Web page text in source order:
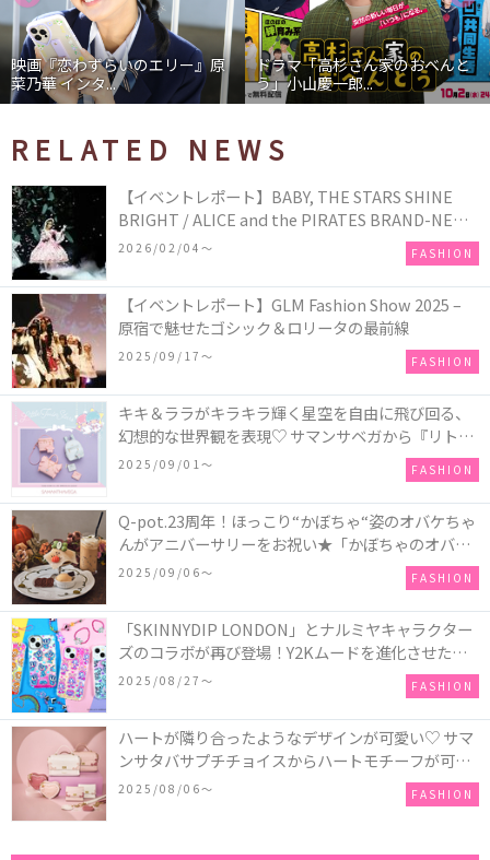
映画『恋わずらいのエリー』原
菜乃華 インタ...
ドラマ「高杉さん家のおべんと
う」小山慶一郎...
RELATED NEWS
【イベントレポート】BABY, THE STARS SHINE
BRIGHT / ALICE and the PIRATES BRAND-NEW
COLLECTION in TOKYO
2026/02/04〜 FASHION
【イベントレポート】GLM Fashion Show 2025 –
原宿で魅せたゴシック＆ロリータの最前線
2025/09/17〜 FASHION
キキ＆ララがキラキラ輝く星空を自由に飛び回る、
幻想的な世界観を表現♡ サマンサベガから『リトル
ツインスターズ』50周年アニバーサリーイヤー』を
2025/09/01〜 FASHION
Q-pot.23周年！ほっこり“かぼちゃ“姿のオバケちゃ
んがアニバーサリーをお祝い★「かぼちゃのオバケ
ーキアクセサリー」が新発売！Q-pot CAFE.では
「かぼちゃのオバケーキプレート」も登場
2025/09/06〜 FASHION
「SKINNYDIP LONDON」とナルミヤキャラクター
ズのコラボが再び登場！Y2Kムードを進化させた新
作コレクションを発売♪
2025/08/27〜 FASHION
ハートが隣り合ったようなデザインが可愛い♡ サマ
ンサタバサプチチョイスからハートモチーフが可愛
いHeart Collectionが発売！
2025/08/06〜 FASHION